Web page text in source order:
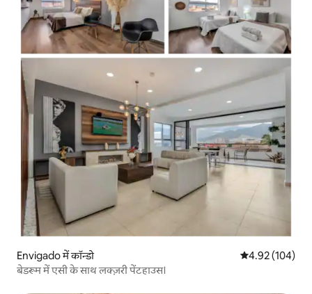
Envigado में कॉन्डो औसत रेटिंग 5 में से
4.92 (104)
बेडरूम में एसी के साथ लक्ज़री पेंटहाउस।